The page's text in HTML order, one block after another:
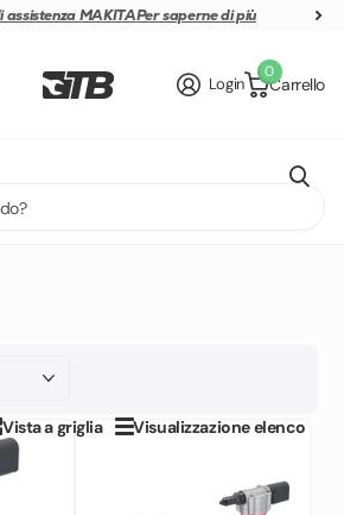
MAKITAPer saperne di più
MAKITA
Login Carrello
0
Vista a griglia Visualizzazione elenco